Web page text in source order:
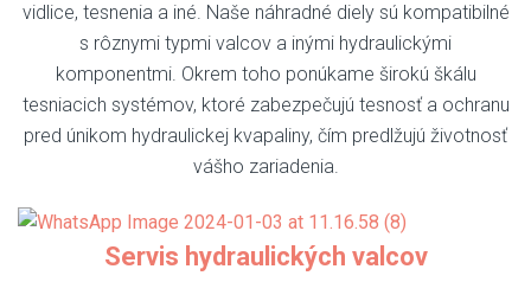
vidlice, tesnenia a iné. Naše náhradné diely sú kompatibilné
s rôznymi typmi valcov a inými hydraulickými
komponentmi. Okrem toho ponúkame širokú škálu
tesniacich systémov, ktoré zabezpečujú tesnosť a ochranu
pred únikom hydraulickej kvapaliny, čím predlžujú životnosť
vášho zariadenia.
Servis hydraulických valcov